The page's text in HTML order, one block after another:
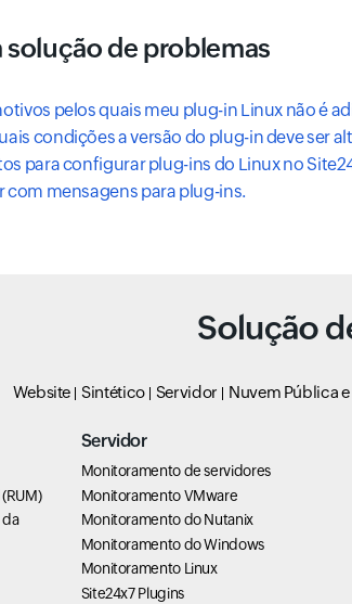
solução de problemas
pelos quais meu plug-in Linux não é
condições a versão do plug-in deve ser
para configurar plug-ins do Linux no
com mensagens para plug-ins.
Solução
Website Sintético Servidor Nuvem Pública
Servidor
Monitoramento de servidores
Monitoramento VMware
Monitoramento do Nutanix
Monitoramento do Windows
Monitoramento Linux
Site24x7 Plugins